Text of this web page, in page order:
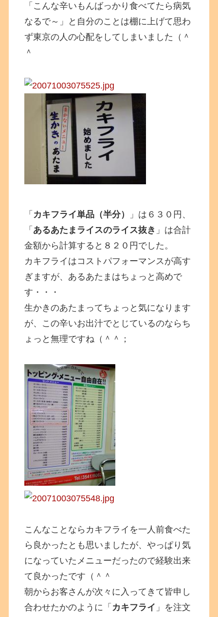
「こんな辛いもんばっかり食べてたら病気
なるで～」と自分のことは棚に上げて思わ
ず東京の人の心配をしてしまいました（＾
＾
「 カキフライ単品（半分）
」は６３０円、
「 あるあたまライスのライス抜き 」は合計
金額から計算すると８２０円でした。
カキフライはコストパフォーマンスが高す
ぎますが、あるあたまはちょっと高めで
す・・・
生かきのあたまってちょっと気になります
が、この辛いお出汁でとじているのならち
ょっと無理ですね（＾＾；
こんなことならカキフライを一人前食べた
ら良かったとも思いましたが、やっぱり気
になっていたメニューだったので経験出来
て良かったです（＾＾
朝からお客さんが次々に入ってきて皆申し
合わせたかのように「 カキフライ 」を注文